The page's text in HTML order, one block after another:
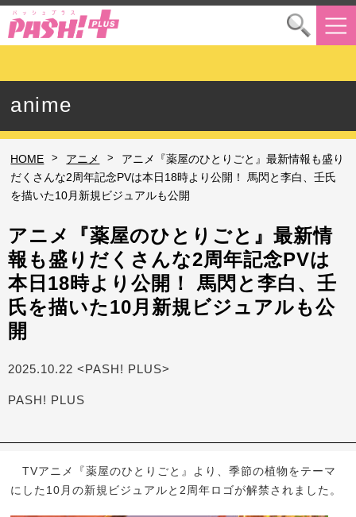
anime
HOME > アニメ >
アニメ『薬屋のひとりごと』最新情報も盛り
だくさんな2周年記念PVは本日18時より公開！ 馬閃と李白、壬氏
を描いた10月新規ビジュアルも公開
アニメ『薬屋のひとりごと』最新情
報も盛りだくさんな2周年記念PVは
本日18時より公開！ 馬閃と李白、壬
氏を描いた10月新規ビジュアルも公
開
2025.10.22 <PASH! PLUS>
PASH! PLUS
TVアニメ『薬屋のひとりごと』より、季節の植物をテーマ
にした10月の新規ビジュアルと2周年ロゴが解禁されました。